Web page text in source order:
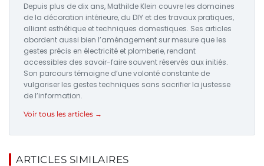
Depuis plus de dix ans, Mathilde Klein couvre les domaines
de la décoration intérieure, du DIY et des travaux pratiques,
alliant esthétique et techniques domestiques. Ses articles
abordent aussi bien l’aménagement sur mesure que les
gestes précis en électricité et plomberie, rendant
accessibles des savoir-faire souvent réservés aux initiés.
Son parcours témoigne d’une volonté constante de
vulgariser les gestes techniques sans sacrifier la justesse
de l’information.
Voir tous les articles →
ARTICLES SIMILAIRES